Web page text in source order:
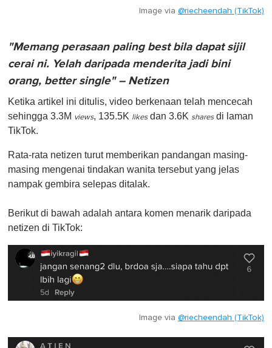
Image via @riecheendah (TikTok)
"Memang perasaan paling best bila dapat sijil
cerai ni. Yelah daripada menderita jadi bini
orang, better single" – Netizen
Ketika artikel ini ditulis, video berkenaan telah mencecah
sehingga 3.3M views, 135.5K likesdan 3.6K sharesdi laman
TikTok.
Rata-rata netizen turut memberikan pandangan masing-
masing mengenai tindakan wanita tersebut yang jelas
nampak gembira selepas ditalak.
Berikut di bawah adalah antara komen menarik daripada
netizen di TikTok:
Image via @riecheendah (TikTok)